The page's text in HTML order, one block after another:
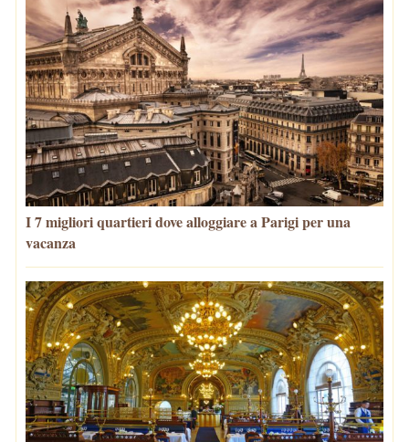
I 7 migliori quartieri dove alloggiare a Parigi per una
vacanza